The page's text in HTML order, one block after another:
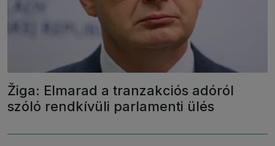
Žiga: Elmarad a tranzakciós adóról
szóló rendkívüli parlamenti ülés